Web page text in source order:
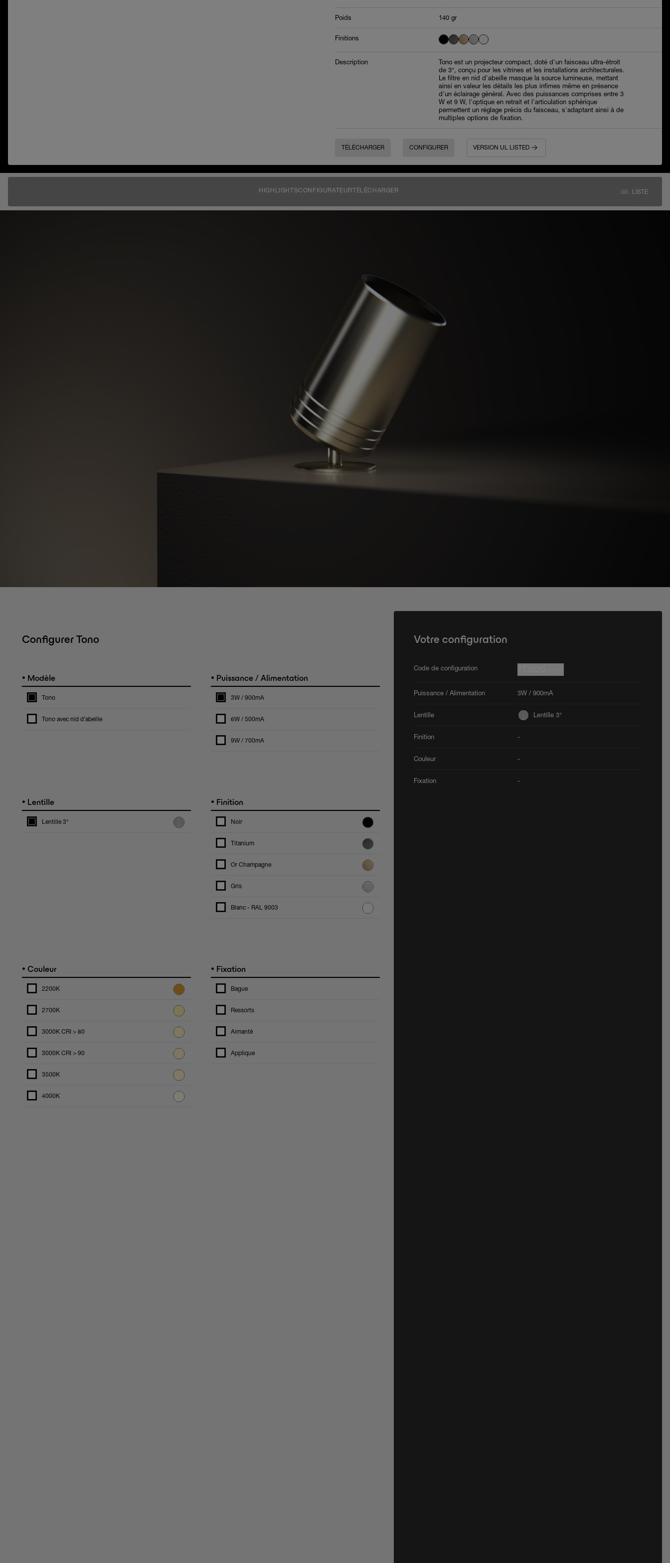
Poids 140 gr
Finitions
Description
Tono est un projecteur compact, doté d'un faisceau ultra-étroit
de 3°, conçu pour les vitrines et les installations architecturales.
Le filtre en nid d'abeille masque la source lumineuse, mettant
ainsi en valeur les détails les plus infimes même en présence
d'un éclairage général. Avec des puissances comprises entre 3
W et 9 W, l'optique en retrait et l'articulation sphérique
permettent un réglage précis du faisceau, s'adaptant ainsi à de
multiples options de fixation.
TÉLÉCHARGER CONFIGURER VERSION UL LISTED
HIGHLIGHTSCONFIGURATEURTÉLÉCHARGER LISTE
Configurer Tono
• Modèle
Tono
Tono avec nid d’abeille
• Puissance / Alimentation
3W / 900mA
6W / 500mA
9W / 700mA
• Lentille
Lentille 3°
• Finition
Noir
Titanium
Or Champagne
Gris
Blanc - RAL 9003
• Couleur
2200K
2700K
3000K CRI > 80
3000K CRI > 90
3500K
4000K
• Fixation
Bague
Ressorts
Aimanté
Applique
Votre configuration
Code de configuration
Puissance / Alimentation 3W / 900mA
Lentille Lentille 3°
Finition -
Couleur -
Fixation -